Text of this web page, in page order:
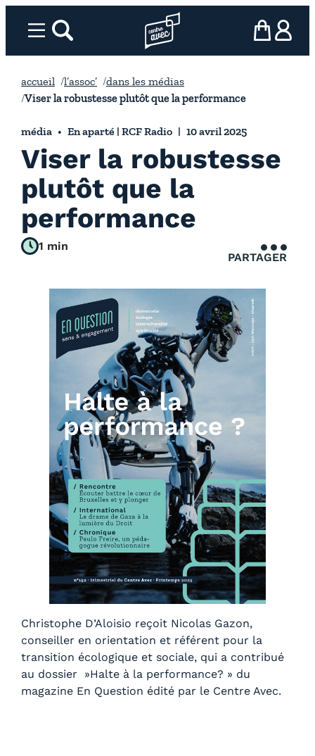
Menurechercher Page d’accueil l’association
mon panier
ma
accueil l’assoc’
dans les médias
Viser la robustesse plutôt que la performance
média En aparté | RCF Radio 10 avril 2025
Viser la robustesse
plutôt que la
performance
1 min
PARTAGER
Christophe D’Aloisio reçoit Nicolas Gazon,
conseiller en orientation et référent pour la
transition écologique et sociale, qui a contribué
au dossier »Halte à la performance? » du
magazine En Question édité par le Centre Avec.